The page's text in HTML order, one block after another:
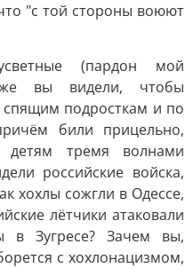
"с той стороны воюют
(пардон мой
вы видели, чтобы
спящим подросткам и по
били прицельно,
детям тремя волнами
российские войска,
хохлы сожгли в Одессе,
лётчики атаковали
в Зугресе? Зачем вы,
с хохлонацизмом,